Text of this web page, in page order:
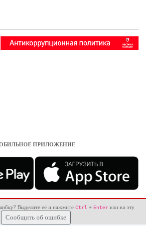
ПРИЛОЖЕНИЕ
Выделите её и нажмите Ctrl + Enter или на эту
Сообщить об ошибке